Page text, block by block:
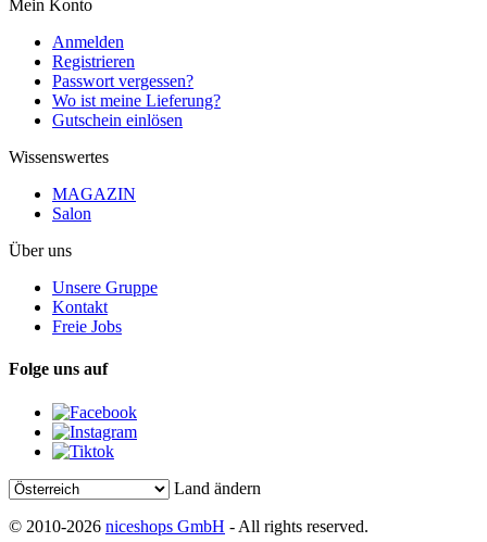
Mein Konto
Anmelden
Registrieren
Passwort vergessen?
Wo ist meine Lieferung?
Gutschein einlösen
Wissenswertes
MAGAZIN
Salon
Über uns
Unsere Gruppe
Kontakt
Freie Jobs
Folge uns auf
Land ändern
© 2010-2026 niceshops GmbH - All rights reserved.